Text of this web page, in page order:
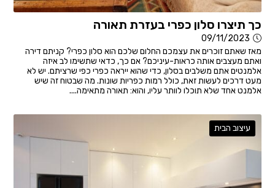
כך תיצרו סלון כפרי בעזרת תאורה
09/11/2023
מאז שאתם זוכרים את עצמכם החלום שלכם הוא סלון כפרי? קניתם דירה
ואתם מעצבים אותה כראות-עיניכם? אם כך, כדאי שתשימו לב איזה
אלמנטים אתם משלבים בסלון, כדי שהוא ייראה כפרי כפי שרציתם. יש לא
מעט דרכים לעשות זאת, כולל רמות כפריות שונות. מה שבטוח זה שיש
אלמנט אחד שלא תוכלו לוותר עליו, והוא: תאורה מתאימה....
עיצוב הבית